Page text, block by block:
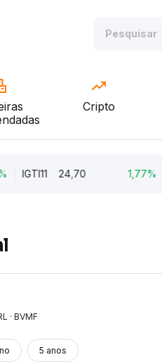
Cripto
IGTI11 24,70 1,77%
· BVMF
5 anos